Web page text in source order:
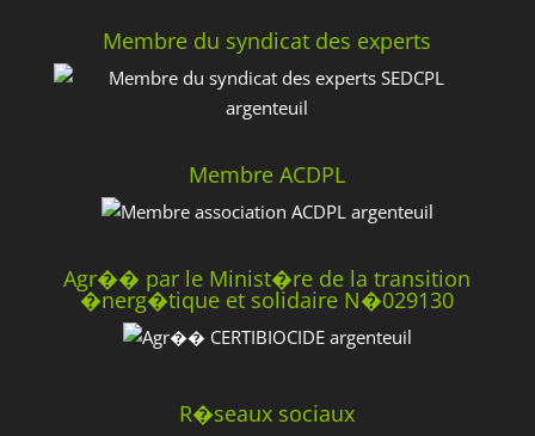
Membre du syndicat des experts
Membre ACDPL
Agr�� par le Minist�re de la transition
�nerg�tique et solidaire N�029130
R�seaux sociaux